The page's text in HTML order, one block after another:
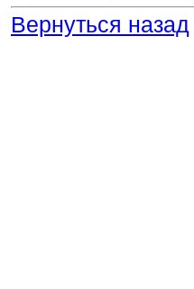
Вернуться назад